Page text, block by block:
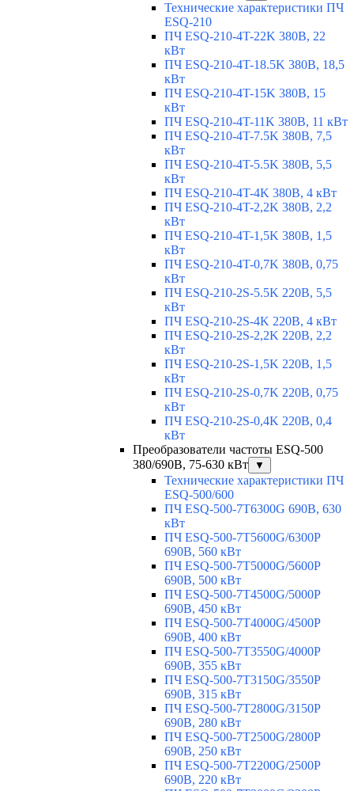
Технические характеристики ПЧ
ESQ-210
ПЧ ESQ-210-4T-22K 380В, 22
кВт
ПЧ ESQ-210-4T-18.5K 380В, 18,5
кВт
ПЧ ESQ-210-4T-15K 380В, 15
кВт
ПЧ ESQ-210-4T-11K 380В, 11 кВт
ПЧ ESQ-210-4T-7.5K 380В, 7,5
кВт
ПЧ ESQ-210-4T-5.5K 380В, 5,5
кВт
ПЧ ESQ-210-4T-4K 380В, 4 кВт
ПЧ ESQ-210-4T-2,2K 380В, 2,2
кВт
ПЧ ESQ-210-4T-1,5K 380В, 1,5
кВт
ПЧ ESQ-210-4T-0,7K 380В, 0,75
кВт
ПЧ ESQ-210-2S-5.5K 220В, 5,5
кВт
ПЧ ESQ-210-2S-4K 220В, 4 кВт
ПЧ ESQ-210-2S-2,2K 220В, 2,2
кВт
ПЧ ESQ-210-2S-1,5K 220В, 1,5
кВт
ПЧ ESQ-210-2S-0,7K 220В, 0,75
кВт
ПЧ ESQ-210-2S-0,4K 220В, 0,4
кВт
Преобразователи частоты ESQ-500
380/690В, 75-630 кВт
▼
Технические характеристики ПЧ
ESQ-500/600
ПЧ ESQ-500-7T6300G 690В, 630
кВт
ПЧ ESQ-500-7T5600G/6300P
690В, 560 кВт
ПЧ ESQ-500-7T5000G/5600P
690В, 500 кВт
ПЧ ESQ-500-7T4500G/5000P
690В, 450 кВт
ПЧ ESQ-500-7T4000G/4500P
690В, 400 кВт
ПЧ ESQ-500-7T3550G/4000P
690В, 355 кВт
ПЧ ESQ-500-7T3150G/3550P
690В, 315 кВт
ПЧ ESQ-500-7T2800G/3150P
690В, 280 кВт
ПЧ ESQ-500-7T2500G/2800P
690В, 250 кВт
ПЧ ESQ-500-7T2200G/2500P
690В, 220 кВт